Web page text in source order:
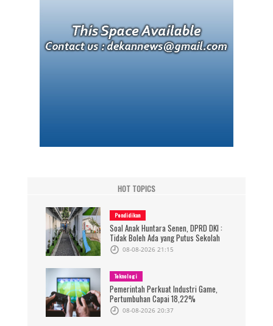
HOT TOPICS
Pendidikan
Soal Anak Huntara Senen, DPRD DKI :
Tidak Boleh Ada yang Putus Sekolah
08-08-2026 21:15
Teknologi
Pemerintah Perkuat Industri Game,
Pertumbuhan Capai 18,22%
08-08-2026 20:37